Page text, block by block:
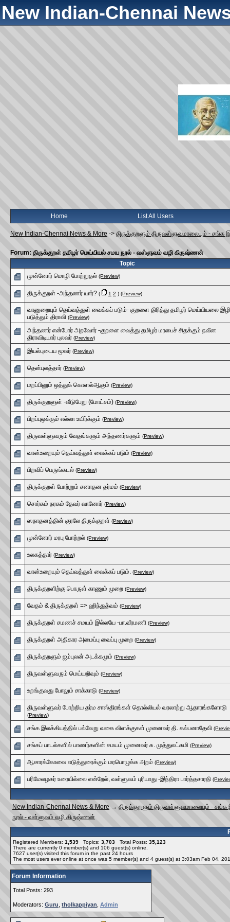
New Indian-Chennai
Home List All Users
New Indian-Chennai News & More -> திருக்குறளும் திருவள்ளுவமாலையும் - சங்க
Forum: திருக்குறள் தமிழர் மெய்யியல் சமய நூல் - வள்ளுவம் வழி கிருஷ்ணன்
Topic
முன்னோர் மொழி போற்றுதல் (Preview)
திருக்குறள் -அந்தணர் யார்? ( 1 2 ) (Preview)
வானுறையும் தெய்வத்துள் வைக்கப் படும்- குறளை திரித்து தமிழர் மெய்யியலை
படுத்தும் திராவி (Preview)
அந்தணர் என்போர் அறவோர் -குறளை வைத்து தமிழர் மரபைச் சிதக்கும் நவீன
திராவிடியார் புலவர் (Preview)
இயல்புடைய மூவர் (Preview)
தென்புலத்தார் (Preview)
மறப்பினும் ஒத்துக் கொளல்ஆகும் (Preview)
திருக்குறளுள் -வீடுபேறு (மோட்சம்) (Preview)
பிறப்புஒக்கும் எல்லா உயிர்க்கும் (Preview)
திருவள்ளுவரும் வேதங்களும் அந்தணர்களும் (Preview)
வான்உறையும் தெய்வத்துள் வைக்கப் படும் (Preview)
பிறவிப் பெருங்கடல் (Preview)
திருக்குறள் போற்றும் சனாதன தர்மம் (Preview)
சொர்கம் நரகம் தேவர் வானோர் (Preview)
ஸநாதனத்தின் குரலே திருக்குறள் (Preview)
முன்னோர் மரபு போற்றல் (Preview)
உலகத்தார் (Preview)
வான்உறையும் தெய்வத்துள் வைக்கப் படும். (Preview)
திருக்குறளிற்கு பொருள் காணும் முறை (Preview)
வேதம் & திருக்குறள் => ஹிந்துத்வம் (Preview)
திருக்குறள் சமணச் சமயம் இல்லயே -பா.வீரமணி (Preview)
திருக்குறள் அதிகார அமைப்பு வைப்பு முறை (Preview)
திருக்குறளும் ஐம்புலன் அடக்கமும் (Preview)
திருவள்ளுவரும் மெய்யறிவும் (Preview)
உறங்குவது போலும் சாக்காடு (Preview)
திருவள்ளுவர் போற்றிய தர்ம சாஸ்திரங்கள் தொல்லியல் வரலாற்று ஆதாரங்களோடு
(Preview)
சங்க இலக்கியத்தில் பல்வேறு வகை விளக்குகள் முனைவர் தி. கல்பனாதேவி
சங்கப் பாடல்களில் பாணர்களின் சமயம் முனைவர் சு. முத்துலட்சுமி (Preview)
ஆசாரக்கோவை எடுத்துரைக்கும் மரபொழுக்க அறம் (Preview)
பரிமேலழகர் உரையில்லை என்றேல், வள்ளுவம் புரியாது -இந்திரா பார்த்தசாரதி
New Indian-Chennai News & More → திருக்குறளும் திருவள்ளுவமாலையும் -
நூல் - வள்ளுவம் வழி கிருஷ்ணன்
Registered Members: 1,539 Topics: 3,703 Total Posts: 35,123
There are currently 0 member(s) and 106 guest(s) online
7627 user(s) visited this forum in the past 24 hours
The most users ever online at once was 5 member(s) and 4 guest(s) at 3:03am Feb 04,
Forum Information
Total Posts: 293
Moderators: Guru tholkappiyan Admin